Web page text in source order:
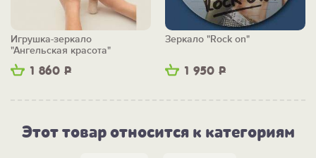
1 860 Р
Игрушка-зеркало
"Ангельская красота"
1 950 Р
Зеркало "Rock on"
Этот товар относится к категориям